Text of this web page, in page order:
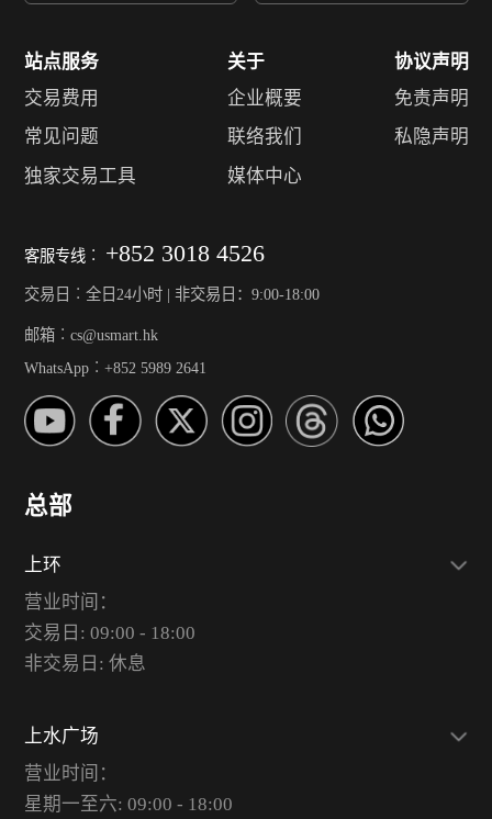
站点服务
交易费用
常见问题
独家交易工具
关于
企业概要
联络我们
媒体中心
协议声明
免责声明
私隐声明
客服专线︰ +852 3018 4526
交易日︰全日24小时 | 非交易日：9:00-18:00
邮箱︰cs@usmart.hk
WhatsApp︰+852 5989 2641
总部
上环
营业时间：
交易日: 09:00 - 18:00
非交易日: 休息
上水广场
营业时间：
星期一至六: 09:00 - 18:00